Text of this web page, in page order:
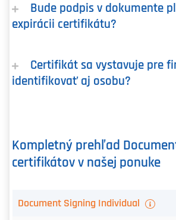
Bude podpis v dokumente
expirácii certifikátu?
Certifikát sa vystavuje pre
identifikovať aj osobu?
Kompletný prehľad
certifikátov v našej ponuke
AATL
Document Signing Individual